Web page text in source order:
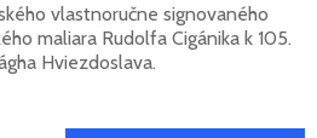
vlastnoručne signovaného
maliara Rudolfa Cigánika k 105.
Hviezdoslava.